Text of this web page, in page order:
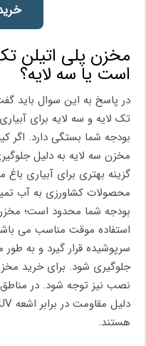
مخزن پلی اتیلن تک
است یا سه لایه؟
در پاسخ به این سوال باید
تک ‌لایه و سه ‌لایه برای
بودجه شما بستگی دارد.
مخزن سه ‌لایه به دلیل
گزینه بهتری برای آبیاری
محصولات کشاورزی به آب تمیز
بودجه شما محدود است؛
استفاده موقت مناسب می
سرپوشیده قرار گیرد و به
جلوگیری شود. برای خرید
نصب نیز توجه شود. در مناطق
هستند.